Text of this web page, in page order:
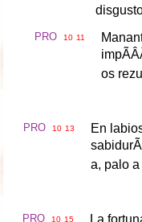
PRO 10 11
imp
os
PRO 10 13 En
sabidur
a, palo a
PRO 10 15 La